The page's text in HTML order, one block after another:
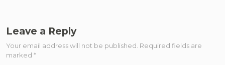
Leave a Reply
Your email address will not be published. Required fields are
marked *